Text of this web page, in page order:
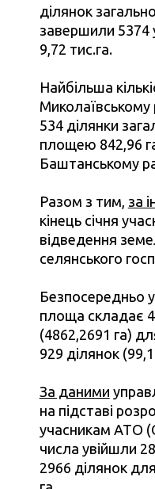
ділянок
завершили 5374
9,72 тис.га.
Найбільша
534 ділянки
площею 842,96
Баштанському
Разом з тим, за
кінець січня
відведення
селянського
Безпосередньо
площа складає
(4862,2691 га)
929 ділянок
За даними
на підставі
учасникам АТО
числа увійшли
2966 ділянок